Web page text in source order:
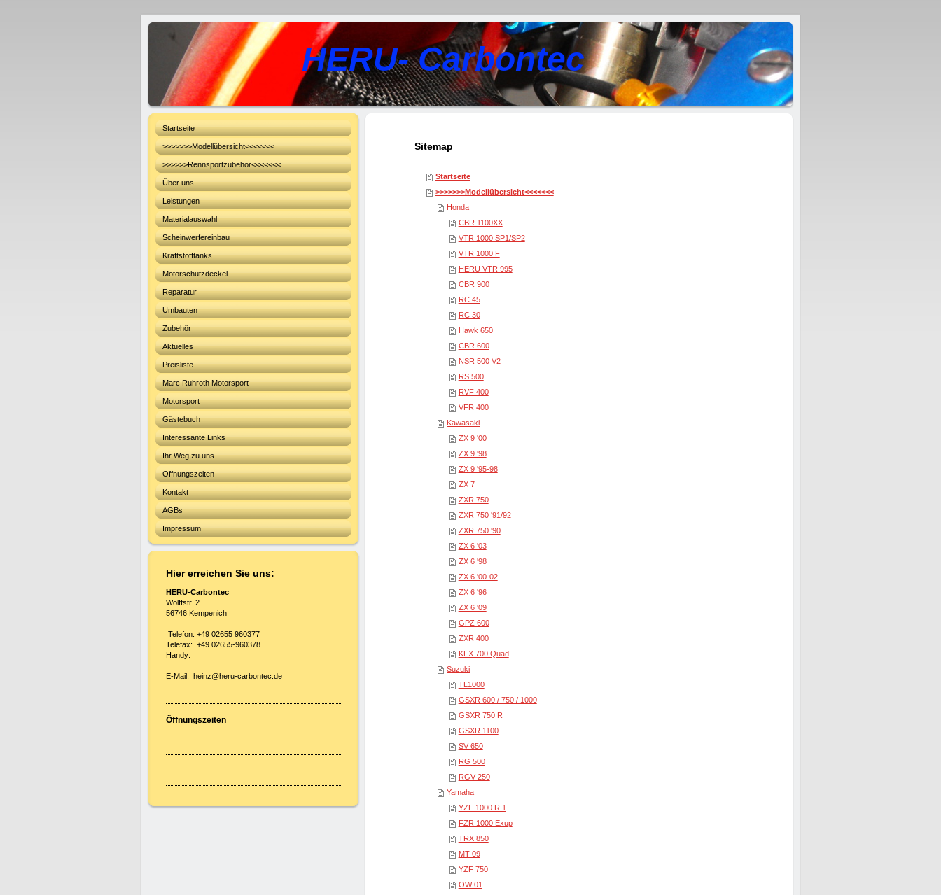
HERU- Carbontec
Startseite
>>>>>>>Modellübersicht<<<<<<<
>>>>>>Rennsportzubehör<<<<<<<
Über uns
Leistungen
Materialauswahl
Scheinwerfereinbau
Kraftstofftanks
Motorschutzdeckel
Reparatur
Umbauten
Zubehör
Aktuelles
Preisliste
Marc Ruhroth Motorsport
Motorsport
Gästebuch
Interessante Links
Ihr Weg zu uns
Öffnungszeiten
Kontakt
AGBs
Impressum
Hier erreichen Sie uns:
HERU-Carbontec
Wolffstr. 2
56746 Kempenich
Telefon: +49 02655 960377
Telefax: +49 02655-960378
Handy:
E-Mail: heinz@heru-carbontec.de
Öffnungszeiten
Sitemap
Startseite
>>>>>>>Modellübersicht<<<<<<<
Honda
CBR 1100XX
VTR 1000 SP1/SP2
VTR 1000 F
HERU VTR 995
CBR 900
RC 45
RC 30
Hawk 650
CBR 600
NSR 500 V2
RS 500
RVF 400
VFR 400
Kawasaki
ZX 9 '00
ZX 9 '98
ZX 9 '95-98
ZX 7
ZXR 750
ZXR 750 '91/92
ZXR 750 '90
ZX 6 '03
ZX 6 '98
ZX 6 '00-02
ZX 6 '96
ZX 6 '09
GPZ 600
ZXR 400
KFX 700 Quad
Suzuki
TL1000
GSXR 600 / 750 / 1000
GSXR 750 R
GSXR 1100
SV 650
RG 500
RGV 250
Yamaha
YZF 1000 R 1
FZR 1000 Exup
TRX 850
MT 09
YZF 750
OW 01